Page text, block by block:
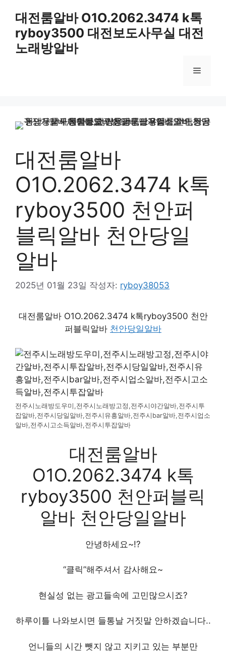
대전룸알바 O1O.2062.3474 k톡
ryboy3500 대전보도사무실 대전
노래방알바
메
대전룸알바
O1O.2062.3474 k톡
ryboy3500 천안퍼
블릭알바 천안당일
알바
2025년 01월 23일 작성자: ryboy38053
대전룸알바 O1O.2062.3474 k톡ryboy3500 천안
퍼블릭알바 천안당일알바
전주시노래방도우미,전주시노래방고정,전주시야간알바,전주시투
잡알바,전주시당일알바,전주시유흥알바,전주시bar알바,전주시업소
알바,전주시고소득알바,전주시투잡알바
대전룸알바
O1O.2062.3474 k톡
ryboy3500 천안퍼블릭
알바 천안당일알바
안녕하세요~!?
“클릭”해주셔서 감사해요~
현실성 없는 광고들속에 고민많으시죠?
하루이틀 나와보시면 들통날 거짓말 안하겠습니다..
언니들의 시간 뺏지 않고 지키고 있는 부분만